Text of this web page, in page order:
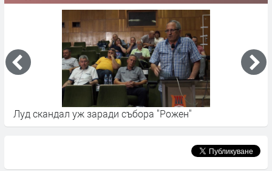
Луд скандал уж заради събора "Рожен"